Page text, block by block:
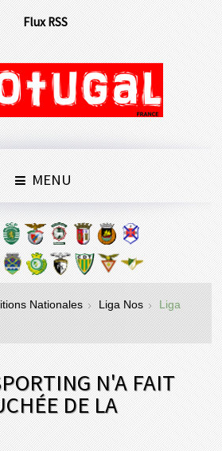
Flux RSS
MENU
Nationales Liga Nos
Liga
N'A FAIT
DE LA